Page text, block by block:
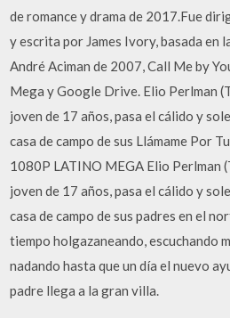
de romance y drama de 2017.Fue
y escrita por James Ivory, basada en
André Aciman de 2007, Call Me by
Mega y Google Drive. Elio Perlman
joven de 17 años, pasa el cálido y
casa de campo de sus Llámame Por
1080P LATINO MEGA Elio Perlman
joven de 17 años, pasa el cálido y
casa de campo de sus padres en el
tiempo holgazaneando, escuchando
nadando hasta que un día el nuevo
padre llega a la gran villa.